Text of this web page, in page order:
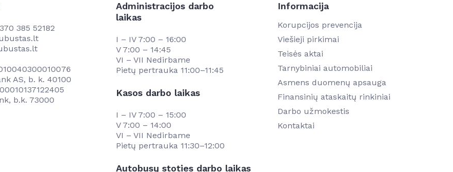
385 52182
AS, b. k. 40100
b.k. 73000
Administracijos darbo
laikas
I – IV 7:00 – 16:00
V 7:00 – 14:45
VI – VII Nedirbame
Pietų pertrauka 11:00–11:45
Kasos darbo laikas
I – IV 7:00 – 15:00
V 7:00 – 14:00
VI – VII Nedirbame
Pietų pertrauka 11:30–12:00
Autobusų stoties darbo laikas
Informacija
Korupcijos prevencija
Viešieji pirkimai
Teisės aktai
Tarnybiniai automobiliai
Asmens duomenų apsauga
Finansinių ataskaitų rinkiniai
Darbo užmokestis
Kontaktai